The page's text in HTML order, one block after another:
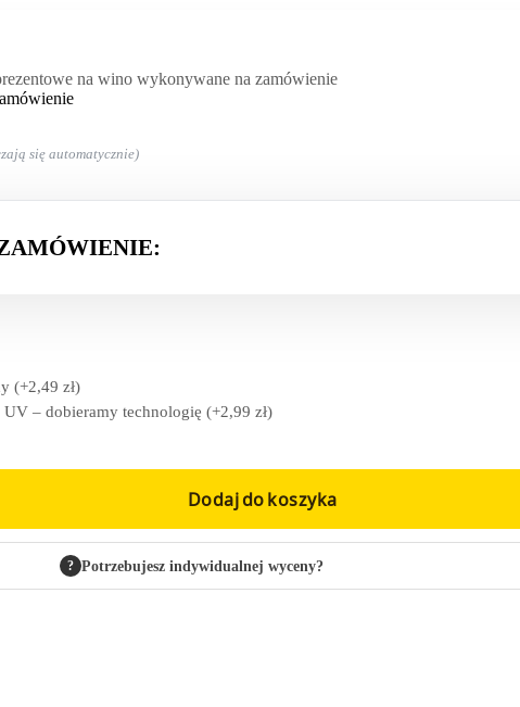
na wino wykonywane na zamówienie
się automatycznie)
(+2,49 zł)
– dobieramy technologię (+2,99 zł)
Dodaj do koszyka
? Potrzebujesz indywidualnej wyceny?